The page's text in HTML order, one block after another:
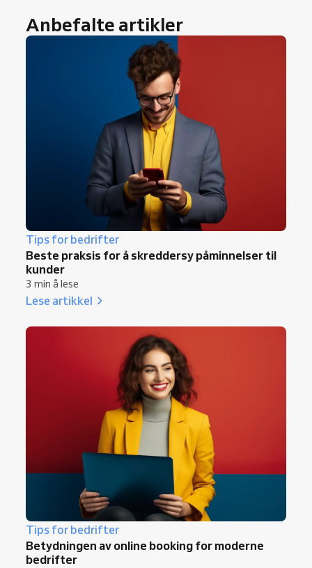
Anbefalte artikler
Tips for bedrifter
Beste praksis for å skreddersy påminnelser til
kunder
3 min å lese
Lese artikkel
Tips for bedrifter
Betydningen av online booking for moderne
bedrifter